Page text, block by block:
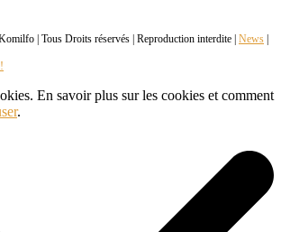
| Tous Droits réservés | Reproduction interdite | News
En savoir plus sur les cookies et comment
.